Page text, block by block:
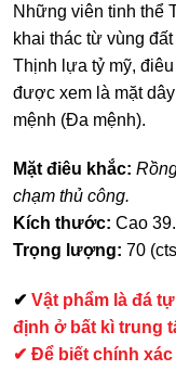
Những viên tinh thể
khai thác từ vùng
Thịnh lựa tỷ mỹ,
được xem là mặt
mệnh (Đa mệnh).
Mặt điêu khắc:
chạm thủ công.
Kích thước: Cao
Trọng lượng: 70
✔ Vật phẩm là đá
định ở bất kì trung
✔ Để biết chính